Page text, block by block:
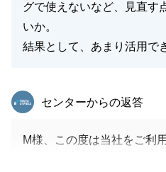
グで使えないなど、見直す
いか。
結果として、あまり活用で
東急リバブル
センターからの返答
M様、この度は当社をご利